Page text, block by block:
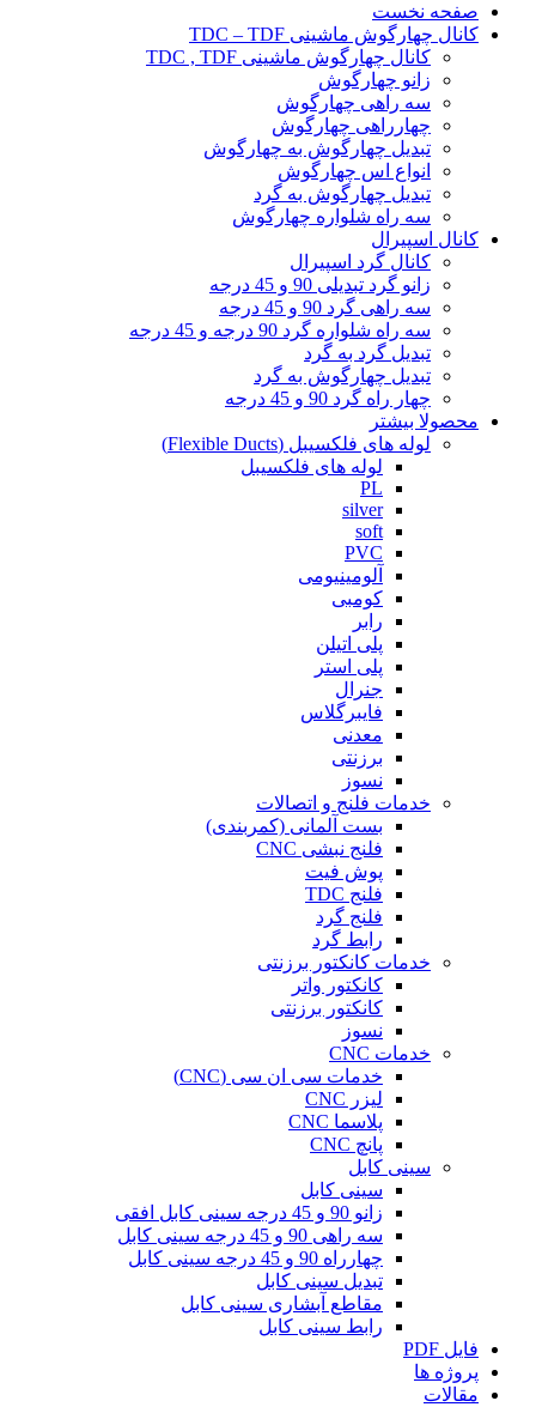
صفحه نخست
کانال چهارگوش ماشینی TDC – TDF
کانال چهارگوش ماشینی TDC , TDF
زانو چهارگوش
سه راهی چهارگوش
چهارراهی چهارگوش
تبدیل چهارگوش به چهارگوش
انواع اس چهارگوش
تبدیل چهارگوش به گرد
سه راه شلواره چهارگوش
کانال اسپیرال
کانال گرد اسپیرال
زانو گرد تبدیلی 90 و 45 درجه
سه راهی گرد 90 و 45 درجه
سه راه شلواره گرد 90 درجه و 45 درجه
تبدیل گرد به گرد
تبدیل چهارگوش به گرد
چهار راه گرد 90 و 45 درجه
محصولا بیشتر
لوله های فلکسیبل (Flexible Ducts)
لوله های فلکسیبل
PL
silver
soft
PVC
آلومینیومی
کومبی
رابر
پلی اتیلن
پلی استر
جنرال
فایبرگلاس
معدنی
برزنتی
نسوز
خدمات فلنج و اتصالات
بست آلمانی (کمربندی)
فلنج نبشی CNC
پوش فیت
فلنج TDC
فلنج گرد
رابط گرد
خدمات کانکتور برزنتی
کانکتور واتر
کانکتور برزنتی
نسوز
خدمات CNC
خدمات سی ان سی (CNC)
لیزر CNC
پلاسما CNC
پانچ CNC
سینی کابل
سینی کابل
زانو 90 و 45 درجه سینی کابل افقی
سه راهی 90 و 45 درجه سینی کابل
چهارراه 90 و 45 درجه سینی کابل
تبدیل سینی کابل
مقاطع آبشاری سینی کابل
رابط سینی کابل
فایل PDF
پروژه ها
مقالات